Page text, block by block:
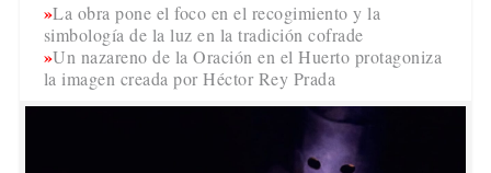
La obra pone el foco en el recogimiento y la
simbología de la luz en la tradición cofrade
Un nazareno de la Oración en el Huerto protagoniza
la imagen creada por Héctor Rey Prada